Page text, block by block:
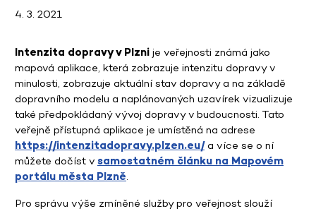
4. 3. 2021
Intenzita dopravy v Plzni je veřejnosti známá jako
mapová aplikace, která zobrazuje intenzitu dopravy v
minulosti, zobrazuje aktuální stav dopravy a na základě
dopravního modelu a naplánovaných uzavírek vizualizuje
také předpokládaný vývoj dopravy v budoucnosti. Tato
veřejně přístupná aplikace je umístěná na adrese
https://intenzitadopravy.plzen.eu/a více se o ní
můžete dočíst v samostatném článku na Mapovém
portálu města Plzně.
Pro správu výše zmíněné služby pro veřejnost slouží